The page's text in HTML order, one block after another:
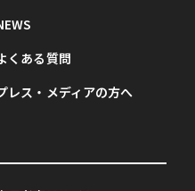
くある質問
レス・メディアの方へ